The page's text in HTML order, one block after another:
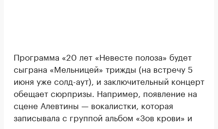
Программа «20 лет «Невесте полоза» будет
сыграна «Мельницей» трижды (на встречу 5
июня уже солд-аут), и заключительный концерт
обещает сюрпризы. Например, появление на
сцене Алевтины — вокалистки, которая
записывала с группой альбом «Зов крови» и